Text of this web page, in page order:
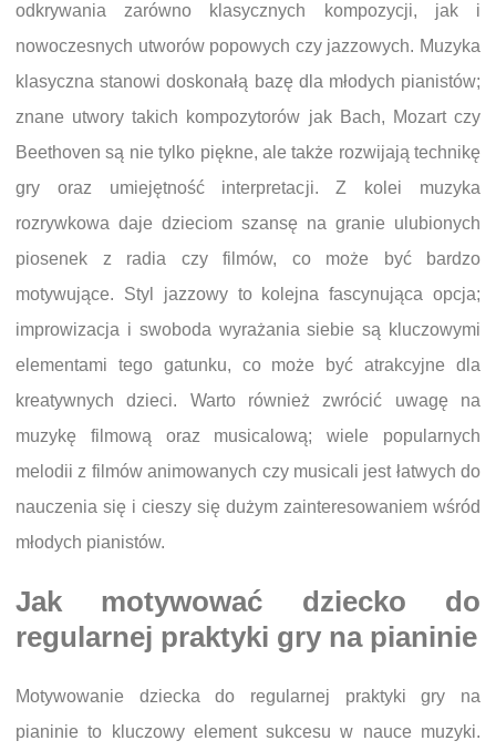
odkrywania zarówno klasycznych kompozycji, jak i
nowoczesnych utworów popowych czy jazzowych. Muzyka
klasyczna stanowi doskonałą bazę dla młodych pianistów;
znane utwory takich kompozytorów jak Bach, Mozart czy
Beethoven są nie tylko piękne, ale także rozwijają technikę
gry oraz umiejętność interpretacji. Z kolei muzyka
rozrywkowa daje dzieciom szansę na granie ulubionych
piosenek z radia czy filmów, co może być bardzo
motywujące. Styl jazzowy to kolejna fascynująca opcja;
improwizacja i swoboda wyrażania siebie są kluczowymi
elementami tego gatunku, co może być atrakcyjne dla
kreatywnych dzieci. Warto również zwrócić uwagę na
muzykę filmową oraz musicalową; wiele popularnych
melodii z filmów animowanych czy musicali jest łatwych do
nauczenia się i cieszy się dużym zainteresowaniem wśród
młodych pianistów.
Jak motywować dziecko do
regularnej praktyki gry na pianinie
Motywowanie dziecka do regularnej praktyki gry na
pianinie to kluczowy element sukcesu w nauce muzyki.